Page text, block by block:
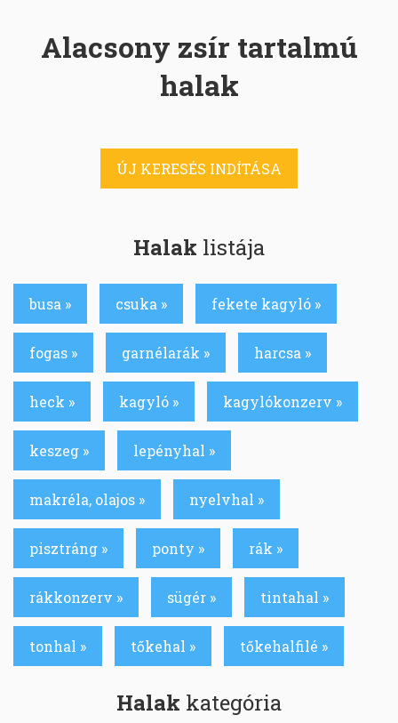
Alacsony zsír tartalmú
halak
ÚJ KERESÉS INDÍTÁSA
Halak listája
busa » csuka » fekete kagyló »
fogas » garnélarák » harcsa »
heck » kagyló » kagylókonzerv »
keszeg » lepényhal »
makréla, olajos » nyelvhal »
pisztráng » ponty » rák »
rákkonzerv » sügér » tintahal »
tonhal » tőkehal » tőkehalfilé »
Halak kategória